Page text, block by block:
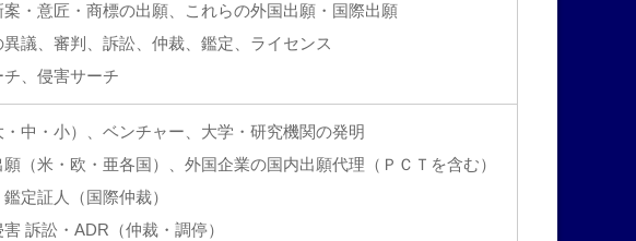
案・意匠・商標の出願、これらの外国出願・国際出願
異議、審判、訴訟、仲裁、鑑定、ライセンス
チ、侵害サーチ
中・小）、ベンチャー、大学・研究機関の発明
（米・欧・亜各国）、外国企業の国内出願代理（ＰＣＴを含む）
定証人（国際仲裁）
訴訟・ADR（仲裁・調停）